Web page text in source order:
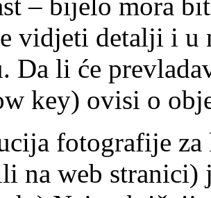
vidjeti detalji i
Da li će
key) ovisi o
fotografije
na web